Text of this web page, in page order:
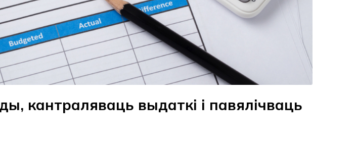
кантраляваць выдаткі і павялічваць